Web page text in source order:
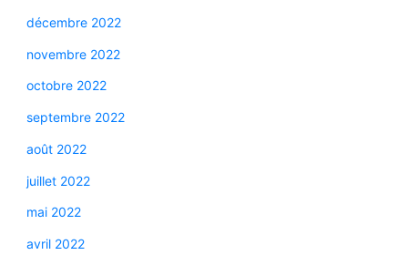
décembre 2022
novembre 2022
octobre 2022
septembre 2022
août 2022
juillet 2022
mai 2022
avril 2022